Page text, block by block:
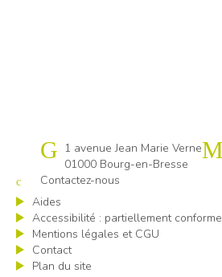
Cap emploi 01
1 avenue Jean Marie Verne
01000 Bourg-en-Bresse
Contactez-nous
Aides
Accessibilité : partiellement conforme
Mentions légales et CGU
Contact
Plan du site